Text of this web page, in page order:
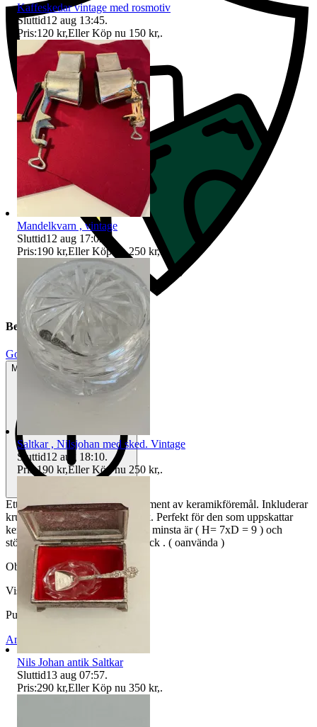
Beskrivning
Gott använt skick
Mindre tecken på användning
Ett paket på 6 styckna krus sortiment av keramikföremål. Inkluderar
krukor och burkar med korklock. Perfekt för den som uppskattar
keramik.enligt bilder på storlek , minsta är ( H= 7xD = 9 ) och
största ( H= 12 xD= 12 ) fint skick . ( oanvända )
Objektnr
733 449 903
Visningar 580
Publicerad
26 maj 19:32
Anmäl
Kaffeskedar vintage med rosmotiv
Sluttid12 aug 13:45.
Pris:120 kr,Eller Köp nu 150 kr,.
Mandelkvarn , vintage
Sluttid12 aug 17:02
Pris:190 kr,Eller Köp nu 250 kr,.
Saltkar , Nilsjohan med sked. Vintage
Sluttid12 aug 18:10.
Pris:190 kr,Eller Köp nu 250 kr,.
Nils Johan antik Saltkar
Sluttid13 aug 07:57.
Pris:290 kr,Eller Köp nu 350 kr,.